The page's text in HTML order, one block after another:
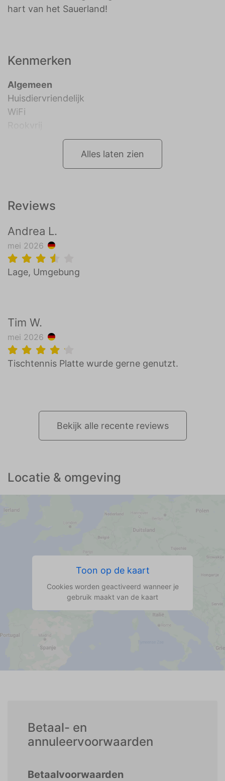
hart van het Sauerland!
Kenmerken
Algemeen
Huisdiervriendelijk
WiFi
Alles laten zien
Reviews
Andrea L.
mei 2026
Lage, Umgebung
Tim W.
mei 2026
Tischtennis Platte wurde gerne genutzt.
Bekijk alle recente reviews
Locatie & omgeving
Toon op de kaart
Cookies worden geactiveerd wanneer je
gebruik maakt van de kaart
Betaal- en
annuleervoorwaarden
Betaalvoorwaarden